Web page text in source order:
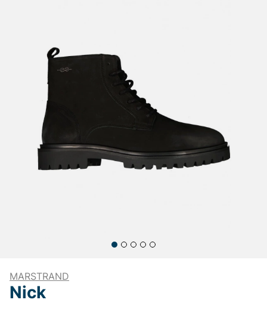
MARSTRAND
Nick